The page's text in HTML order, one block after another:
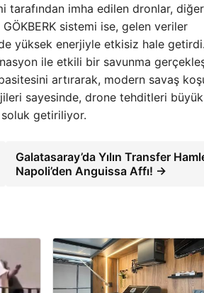
tarafından imha edilen dronlar, diğer
sistemi ise, gelen veriler
yüksek enerjiyle etkisiz hale
ile etkili bir savunma
artırarak, modern savaş
sayesinde, drone tehditleri büyük
getiriliyor.
Galatasaray’da Yılın Transfer
Napoli’den Anguissa Affı! →